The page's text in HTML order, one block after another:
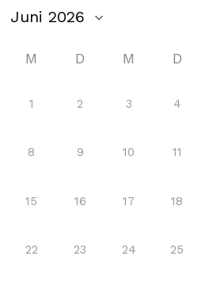
M D M D
1 2 3 4
8 9 10 11
15 16 17 18
22 23 24 25